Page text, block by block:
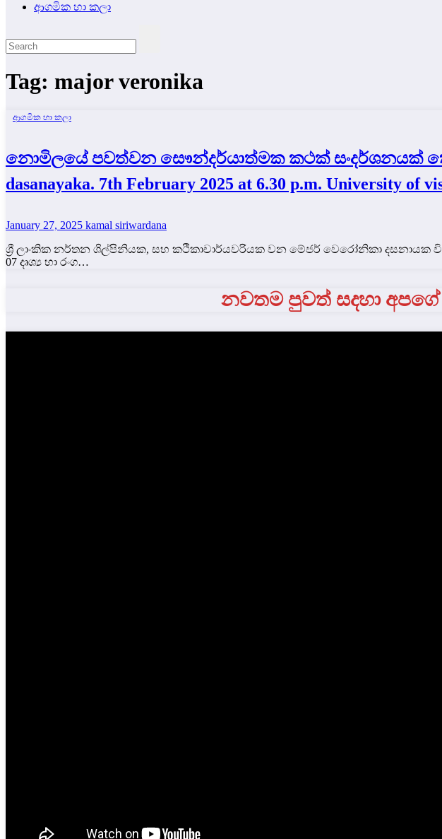
ආගමික හා කලා
Tag: major veronika
ආගමික හා කලා
නොමිලයේ පවත්වන සෞන්දර්යාත්මක කථක් සංදර්ශනයක් කොළඹ
dasanayaka. 7th February 2025 at 6.30 p.m. University of
January 27, 2025 kamal siriwardana
ශ්‍රී ලාංකික නර්තන ශිල්පිනියක, සහ කථිකාචාර්යවරියක වන මේජර් වෙරෝනිකා
07 දෘශ්‍ය හා රංග…
නවතම පුවත් සදහා